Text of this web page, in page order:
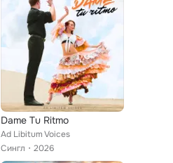
Dame Tu Ritmo
Ad Libitum Voices
Сингл
2026